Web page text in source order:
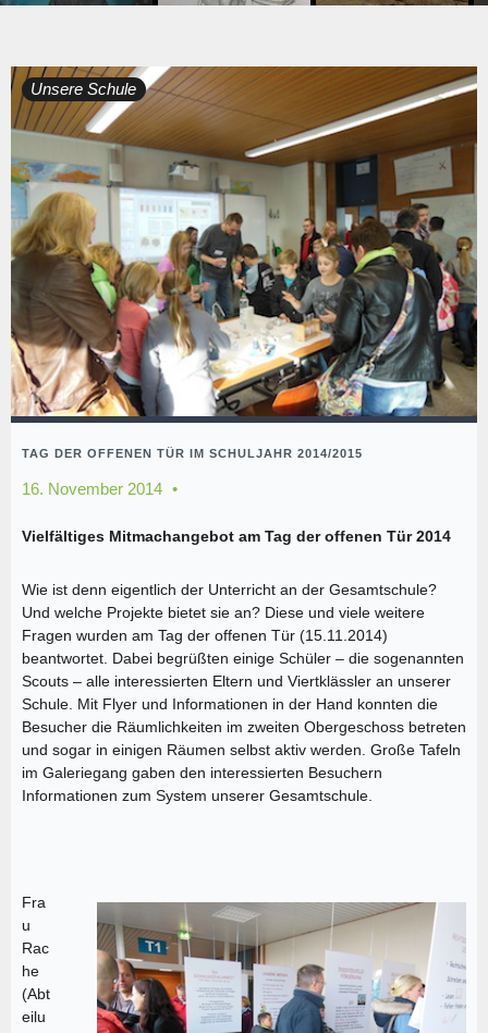
Unsere Schule
TAG DER OFFENEN TÜR IM SCHULJAHR 2014/2015
16. November 2014
Vielfältiges Mitmachangebot am Tag der offenen Tür 2014
Wie ist denn eigentlich der Unterricht an der Gesamtschule?
Und welche Projekte bietet sie an? Diese und viele weitere
Fragen wurden am Tag der offenen Tür (15.11.2014)
beantwortet. Dabei begrüßten einige Schüler – die sogenannten
Scouts – alle interessierten Eltern und Viertklässler an unserer
Schule. Mit Flyer und Informationen in der Hand konnten die
Besucher die Räumlichkeiten im zweiten Obergeschoss betreten
und sogar in einigen Räumen selbst aktiv werden. Große Tafeln
im Galeriegang gaben den interessierten Besuchern
Informationen zum System unserer Gesamtschule.
Fra
u
Rac
he
(Abt
eilu